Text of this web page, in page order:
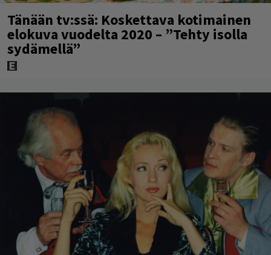
Tänään tv:ssä: Koskettava kotimainen
elokuva vuodelta 2020 – ”Tehty isolla
sydämellä”